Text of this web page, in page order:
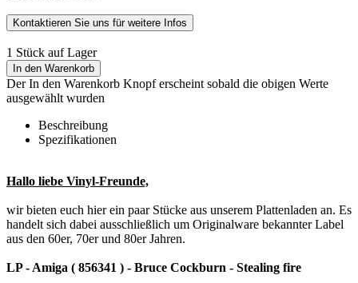
Kontaktieren Sie uns für weitere Infos
1 Stück auf Lager
In den Warenkorb
Der In den Warenkorb Knopf erscheint sobald die obigen Werte
ausgewählt wurden
Beschreibung
Spezifikationen
Hallo liebe Vinyl-Freunde,
wir bieten euch hier ein paar Stücke aus unserem Plattenladen an. Es
handelt sich dabei ausschließlich um Originalware bekannter Label
aus den 60er, 70er und 80er Jahren.
LP - Amiga ( 856341 ) - Bruce Cockburn - Stealing fire